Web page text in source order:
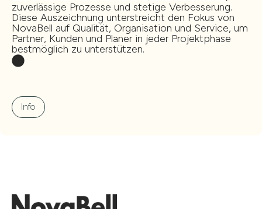
Info
zuverlässige Prozesse und stetige Verbesserung.
Diese Auszeichnung unterstreicht den Fokus von
NovaBell auf Qualität, Organisation und Service, um
Partner, Kunden und Planer in jeder Projektphase
bestmöglich zu unterstützen.